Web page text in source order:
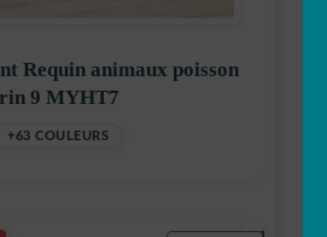
Requin animaux poisson
9 MYHT7
+63 COULEURS